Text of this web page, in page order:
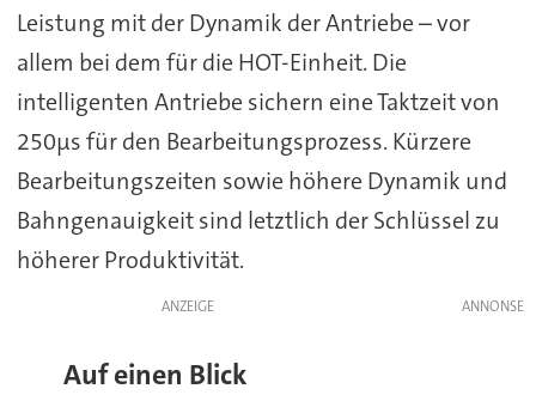
Leistung mit der Dynamik der Antriebe – vor
allem bei dem für die HOT-Einheit. Die
intelligenten Antriebe sichern eine Taktzeit von
250µs für den Bearbeitungsprozess. Kürzere
Bearbeitungszeiten sowie höhere Dynamik und
Bahngenauigkeit sind letztlich der Schlüssel zu
höherer Produktivität.
ANZEIGE
Auf einen Blick